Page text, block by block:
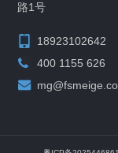
路1号
18923102642
400 1155 626